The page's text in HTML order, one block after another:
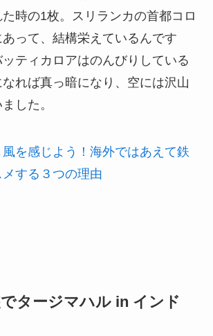
時の1枚。スリランカの首都コロ
って、結構栄えているんです
ティカロアはのんびりしている
れば真っ暗になり、空には沢山
した。
風を感じよう！海外ではあえて鉄
する３つの理由
タージマハル in インド